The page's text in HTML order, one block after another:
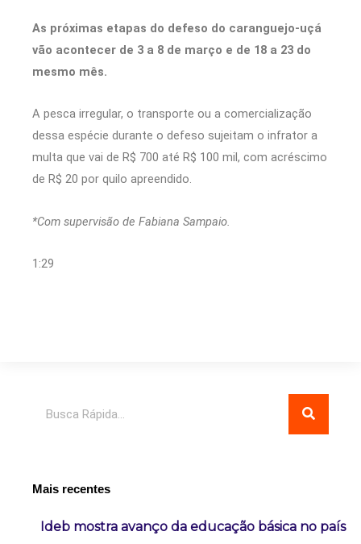
As próximas etapas do defeso do caranguejo-uçá
vão acontecer de 3 a 8 de março e de 18 a 23 do
mesmo mês.
A pesca irregular, o transporte ou a comercialização
dessa espécie durante o defeso sujeitam o infrator a
multa que vai de R$ 700 até R$ 100 mil, com acréscimo
de R$ 20 por quilo apreendido.
*Com supervisão de Fabiana Sampaio.
1:29
Mais recentes
Ideb mostra avanço da educação básica no país